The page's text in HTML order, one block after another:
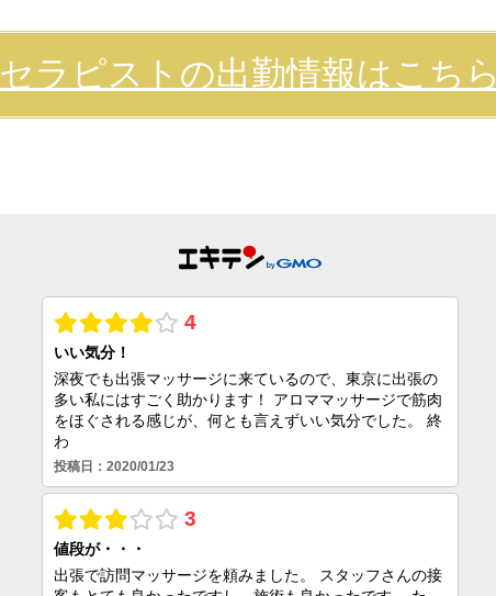
セラピストの出勤情報はこち